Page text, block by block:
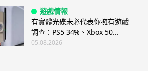
遊戲情報
有實體光碟未必代表你擁有遊戲
調查：PS5 34%、Xbox 50...
05.08.2026